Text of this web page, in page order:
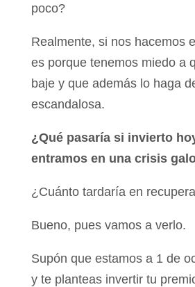
poco?
Realmente, si nos hacemos
es porque tenemos miedo a
baje y que además lo haga
escandalosa.
¿Qué pasaría si invierto
entramos en una crisis
¿Cuánto tardaría en
Bueno, pues vamos a verlo.
Supón que estamos a 1 de
y te planteas invertir tu